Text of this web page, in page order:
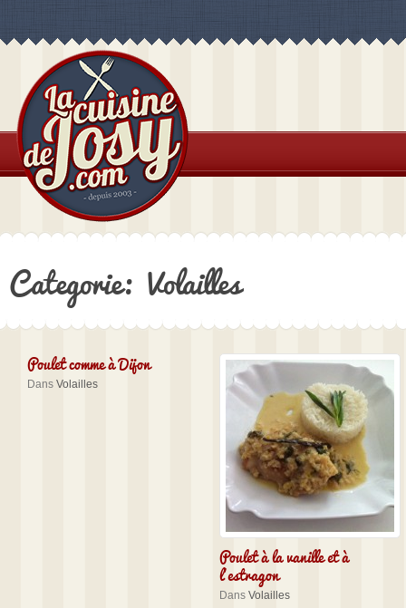
Categorie: Volailles
Poulet comme à Dijon
Dans Volailles
Poulet à la vanille et à
l’estragon
Dans Volailles